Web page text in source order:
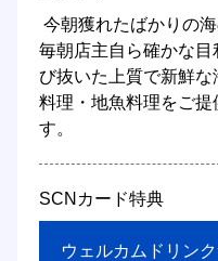
毎朝店主自ら確かな
び抜いた上質で新鮮
料理・地魚料理をご提
す。
SCNカード特典